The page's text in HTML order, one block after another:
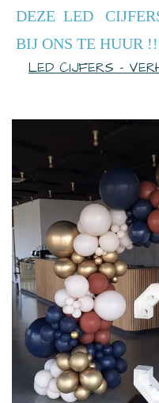
DEZE LED
BIJ ONS TE HUUR
LED CIJFERS -